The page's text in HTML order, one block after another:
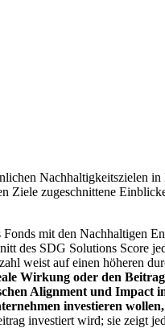
Nachhaltigkeitszielen
Ziele zugeschnittene
mit den Nachhaltigen
des SDG Solutions Score
weist auf einen höheren
Wirkung oder den
Alignment und Impact
investieren
investiert wird; sie zeigt